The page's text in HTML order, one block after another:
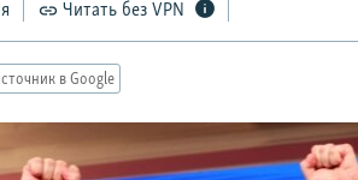
Читать без VPN
в Google